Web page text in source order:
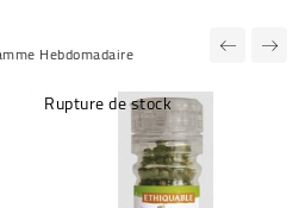
Hebdomadaire
Rupture de stock